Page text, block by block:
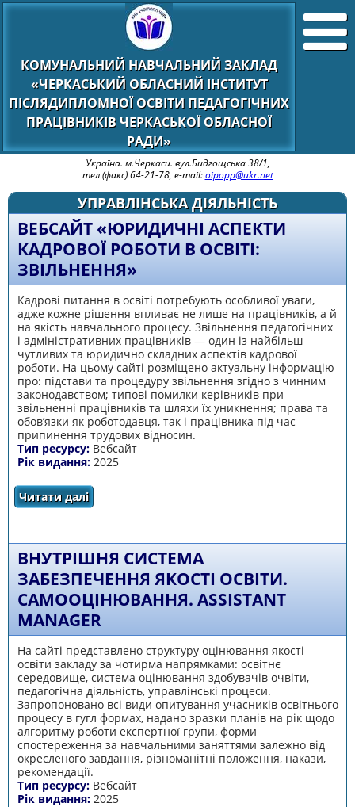
КОМУНАЛЬНИЙ НАВЧАЛЬНИЙ ЗАКЛАД
«ЧЕРКАСЬКИЙ ОБЛАСНИЙ ІНСТИТУТ
ПІСЛЯДИПЛОМНОЇ ОСВІТИ ПЕДАГОГІЧНИХ
ПРАЦІВНИКІВ ЧЕРКАСЬКОЇ ОБЛАСНОЇ
РАДИ»
Україна. м.Черкаси. вул.Бидгощська 38/1,
тел (факс) 64-21-78, e-mail:oipopp@ukr.net
УПРАВЛІНСЬКА ДІЯЛЬНІСТЬ
ВЕБСАЙТ «ЮРИДИЧНІ АСПЕКТИ
КАДРОВОЇ РОБОТИ В ОСВІТІ:
ЗВІЛЬНЕННЯ»
Кадрові питання в освіті потребують особливої уваги,
адже кожне рішення впливає не лише на працівників, а й
на якість навчального процесу. Звільнення педагогічних
і адміністративних працівників — один із найбільш
чутливих та юридично складних аспектів кадрової
роботи. На цьому сайті розміщено актуальну інформацію
про: підстави та процедуру звільнення згідно з чинним
законодавством; типові помилки керівників при
звільненні працівників та шляхи їх уникнення; права та
обов’язки як роботодавця, так і працівника під час
припинення трудових відносин.
Тип ресурсу: Вебсайт
Рік видання: 2025
Читати далі
ВНУТРІШНЯ СИСТЕМА
ЗАБЕЗПЕЧЕННЯ ЯКОСТІ ОСВІТИ.
САМООЦІНЮВАННЯ. ASSISTANT
MANAGER
На сайті представлено структуру оцінювання якості
освіти закладу за чотирма напрямками: освітнє
середовище, система оцінювання здобувачів очвіти,
педагогічна діяльність, управлінські процеси.
Запропоновано всі види опитування учасників освітнього
процесу в гугл формах, надано зразки планів на рік щодо
алгоритму роботи експертної групи, форми
спостереження за навчальними заняттями залежно від
окресленого завдання, різноманітні положення, накази,
рекомендації.
Тип ресурсу: Вебсайт
Рік видання: 2025